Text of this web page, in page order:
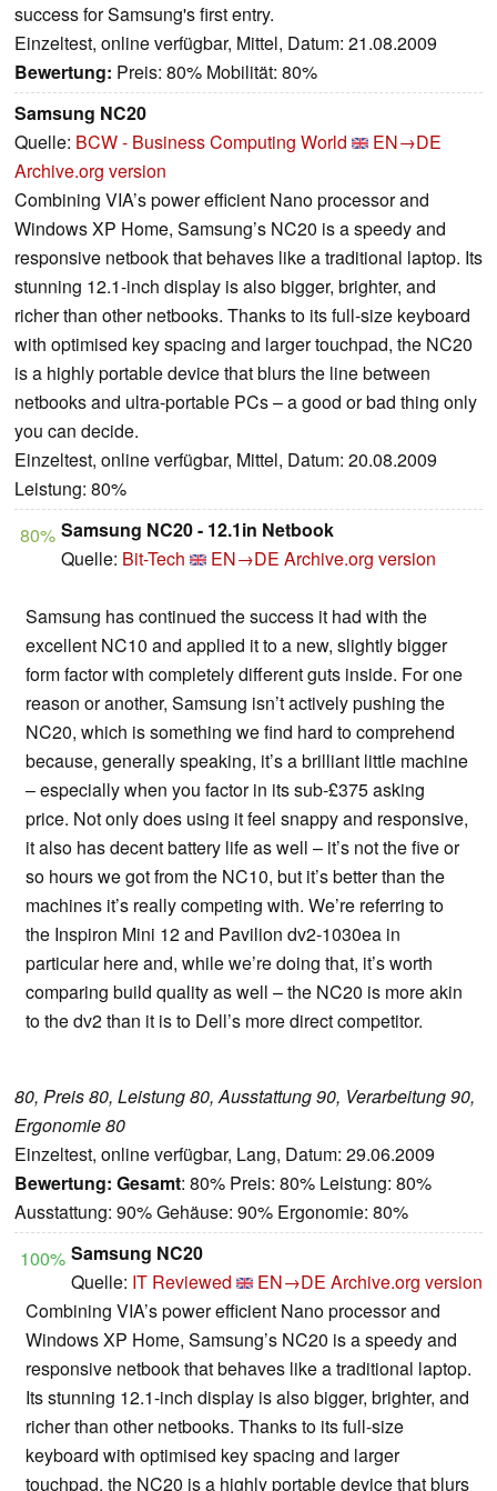
success for Samsung's first entry.
Einzeltest, online verfügbar, Mittel, Datum: 21.08.2009
Bewertung: Preis: 80% Mobilität: 80%
Samsung NC20
Quelle: BCW - Business Computing World
EN→DE
Archive.org version
Combining VIA’s power efficient Nano processor and
Windows XP Home, Samsung’s NC20 is a speedy and
responsive netbook that behaves like a traditional laptop. Its
stunning 12.1-inch display is also bigger, brighter, and
richer than other netbooks. Thanks to its full-size keyboard
with optimised key spacing and larger touchpad, the NC20
is a highly portable device that blurs the line between
netbooks and ultra-portable PCs – a good or bad thing only
you can decide.
Einzeltest, online verfügbar, Mittel, Datum: 20.08.2009
Leistung: 80%
80% Samsung NC20 - 12.1in Netbook
Quelle: Bit-Tech EN→DE Archive.org version
Samsung has continued the success it had with the
excellent NC10 and applied it to a new, slightly bigger
form factor with completely different guts inside. For one
reason or another, Samsung isn’t actively pushing the
NC20, which is something we find hard to comprehend
because, generally speaking, it’s a brilliant little machine
– especially when you factor in its sub-£375 asking
price. Not only does using it feel snappy and responsive,
it also has decent battery life as well – it’s not the five or
so hours we got from the NC10, but it’s better than the
machines it’s really competing with. We’re referring to
the Inspiron Mini 12 and Pavilion dv2-1030ea in
particular here and, while we’re doing that, it’s worth
comparing build quality as well – the NC20 is more akin
to the dv2 than it is to Dell’s more direct competitor.
80, Preis 80, Leistung 80, Ausstattung 90, Verarbeitung 90,
Ergonomie 80
Einzeltest, online verfügbar, Lang, Datum: 29.06.2009
Bewertung: Gesamt: 80% Preis: 80% Leistung: 80%
Ausstattung: 90% Gehäuse: 90% Ergonomie: 80%
100% Samsung NC20
Quelle: IT Reviewed EN→DE Archive.org version
Combining VIA’s power efficient Nano processor and
Windows XP Home, Samsung’s NC20 is a speedy and
responsive netbook that behaves like a traditional laptop.
Its stunning 12.1-inch display is also bigger, brighter, and
richer than other netbooks. Thanks to its full-size
keyboard with optimised key spacing and larger
touchpad, the NC20 is a highly portable device that blurs